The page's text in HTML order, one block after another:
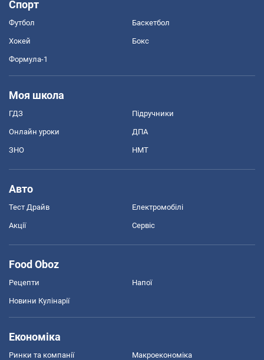
Спорт
Футбол Баскетбол
Хокей Бокс
Формула-1
Моя школа
ГДЗ Підручники
Онлайн уроки ДПА
ЗНО НМТ
Авто
Тест Драйв Електромобілі
Акції Сервіс
Food Oboz
Рецепти Напої
Новини Кулінарії
Економіка
Ринки та компанії Макроекономіка